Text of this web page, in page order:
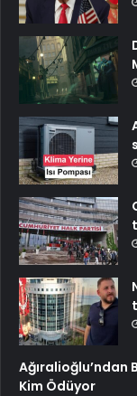
Ağıralioğlu’ndan
Kim Ödüyor